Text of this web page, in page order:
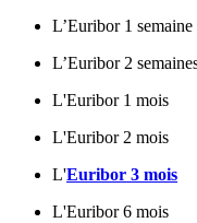
L’Euribor 1 semaine
L’Euribor 2
L'Euribor 1 mois
L'Euribor 2 mois
L'Euribor 3 mois
L'Euribor 6 mois